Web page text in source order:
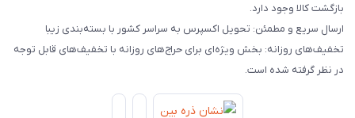
بازگشت کالا وجود دارد.
ارسال سریع و مطمئن: تحویل اکسپرس به سراسر کشور با بسته‌بندی زیبا
تخفیف‌های روزانه: بخش ویژه‌ای برای حراج‌های روزانه با تخفیف‌های قابل توجه
در نظر گرفته شده است.